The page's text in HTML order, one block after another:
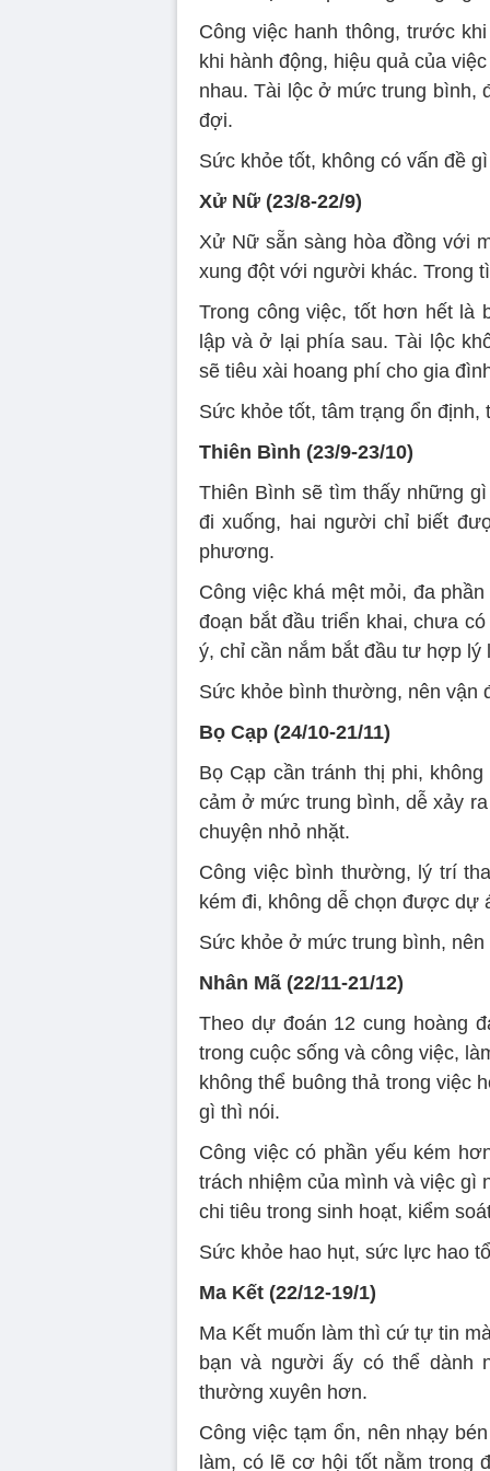
Công việc hanh thông, trước
khi hành động, hiệu quả của
nhau. Tài lộc ở mức trung bình,
đợi.
Sức khỏe tốt, không có vấn đề
Xử Nữ (23/8-22/9)
Xử Nữ sẵn sàng hòa đồng với
xung đột với người khác. Trong
Trong công việc, tốt hơn hết là
lập và ở lại phía sau. Tài lộc
sẽ tiêu xài hoang phí cho gia
Sức khỏe tốt, tâm trạng ổn định,
Thiên Bình (23/9-23/10)
Thiên Bình sẽ tìm thấy những
đi xuống, hai người chỉ biết
phương.
Công việc khá mệt mỏi, đa
đoạn bắt đầu triển khai, chưa
ý, chỉ cần nắm bắt đầu tư hợp lý
Sức khỏe bình thường, nên vận
Bọ Cạp (24/10-21/11)
Bọ Cạp cần tránh thị phi,
cảm ở mức trung bình, dễ xảy
chuyện nhỏ nhặt.
Công việc bình thường, lý trí
kém đi, không dễ chọn được dự
Sức khỏe ở mức trung bình,
Nhân Mã (22/11-21/12)
Theo dự đoán 12 cung hoàng
trong cuộc sống và công việc,
không thể buông thả trong việc
gì thì nói.
Công việc có phần yếu kém
trách nhiệm của mình và việc gì
chi tiêu trong sinh hoạt, kiểm
Sức khỏe hao hụt, sức lực hao
Ma Kết (22/12-19/1)
Ma Kết muốn làm thì cứ tự tin
bạn và người ấy có thể dành
thường xuyên hơn.
Công việc tạm ổn, nên nhạy
làm, có lẽ cơ hội tốt nằm trong